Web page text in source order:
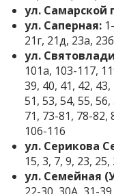
ул. Самарской
ул. Саперная:
21г, 21д, 23а,
ул.
101а, 103-117,
39, 40, 41, 42,
51, 53, 54, 55,
71, 73-81, 78-82,
106-116
ул. Серикова
15, 3, 7, 9, 23, 25,
ул. Семейная